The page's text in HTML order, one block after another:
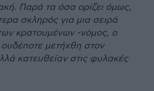
Παρά τα όσα ορίζει όμως,
σκληρός για μια σειρά
κρατουμένων -νόμος, ο
μετήχθη στον
κατευθείαν στις φυλακές